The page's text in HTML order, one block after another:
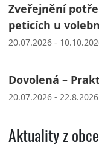
Zveřejnění
peticích u
20.07.2026 -
Dovolená –
20.07.2026 - 22.8.2026
Aktuality z obce